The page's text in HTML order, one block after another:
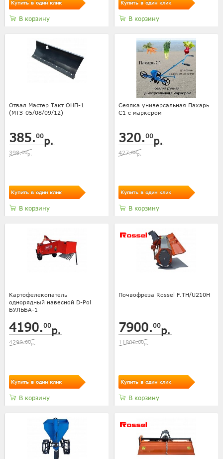
Купить в один клик
В корзину
Купить в один клик
В корзину
Отвал Мастер Такт ОНП-1
(МТЗ-05/08/09/12)
385.00р.
398.00р.
Купить в один клик
В корзину
Сеялка универсальная Пахарь
С1 с маркером
320.00р.
427.68р.
Купить в один клик
В корзину
Картофелекопатель
однорядный навесной D-Pol
БУЛЬБА-1
4190.00р.
4290.00р.
Купить в один клик
В корзину
Почвофреза Rossel F.TH/U210H
7900.00р.
11800.00р.
Купить в один клик
В корзину